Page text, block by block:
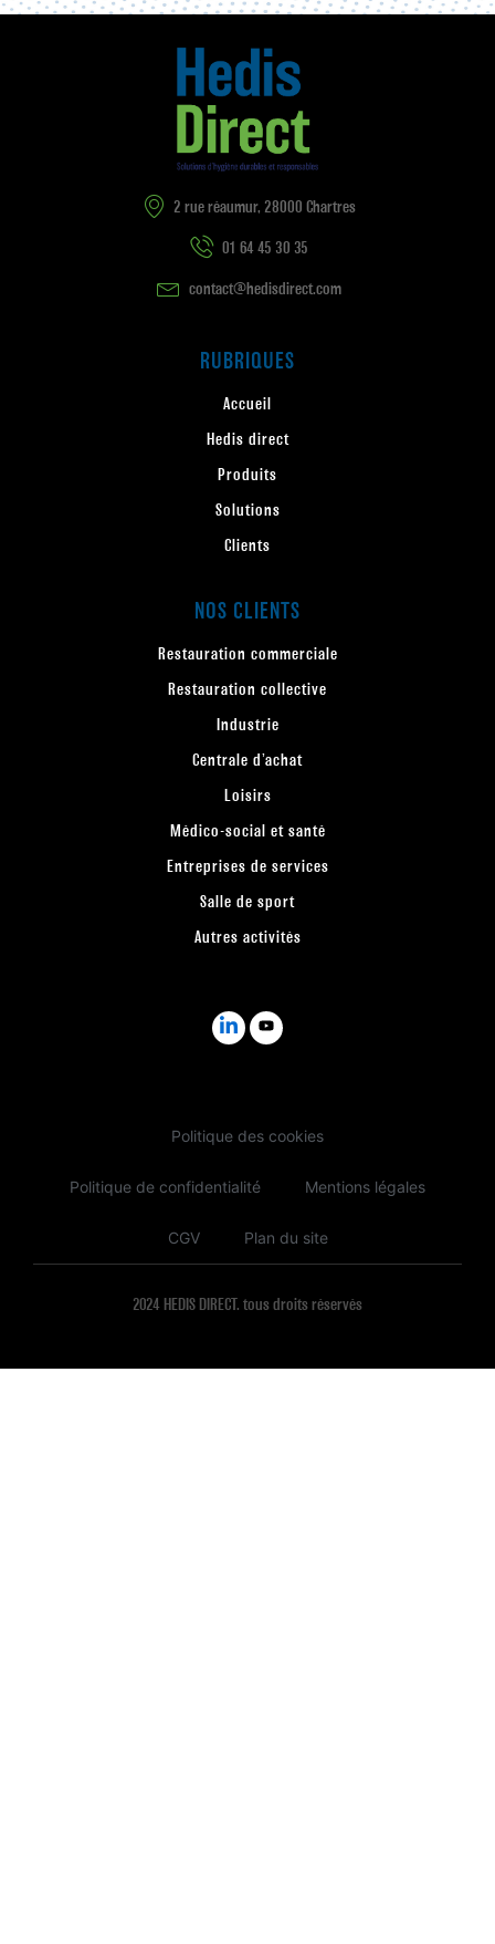
2 rue réaumur, 28000 Chartres
01 64 45 30 35
contact@hedisdirect.com
RUBRIQUES
Accueil
Hedis direct
Produits
Solutions
Clients
NOS CLIENTS
Restauration commerciale
Restauration collective
Industrie
Centrale d’achat
Loisirs
Médico-social et santé
Entreprises de services
Salle de sport
Autres activités
Politique des cookies
Politique de confidentialité Mentions légales
CGV Plan du site
2024 HEDIS DIRECT. tous droits réservés